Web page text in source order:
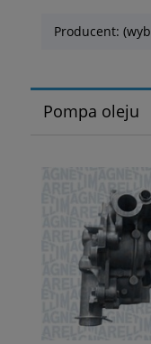
Producent:
Pompa oleju